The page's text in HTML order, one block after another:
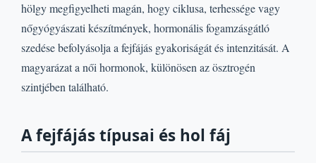
hölgy megfigyelheti magán, hogy ciklusa, terhessége vagy
nőgyógyászati készítmények, hormonális fogamzásgátló
szedése befolyásolja a fejfájás gyakoriságát és intenzitását. A
magyarázat a női hormonok, különösen az ösztrogén
szintjében található.
A fejfájás típusai és hol fáj